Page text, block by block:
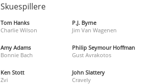
Skuespillere
Tom Hanks
Charlie Wilson
P.J. Byrne
Jim Van Wagenen
Amy Adams
Bonnie Bach
Philip Seymour Hoffman
Gust Avrakotos
Ken Stott
Zvi
John Slattery
Cravely